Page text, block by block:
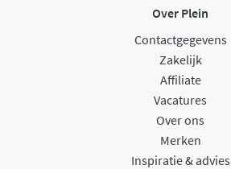
Over Plein
Contactgegevens
Zakelijk
Affiliate
Vacatures
Over ons
Merken
Inspiratie & advies